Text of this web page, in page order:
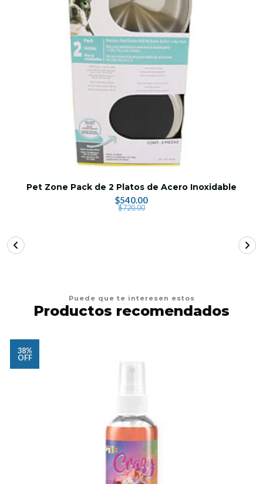
Pet Zone Pack de 2 Platos de Acero Inoxidable
$540.00
$720.00
Puede que te interesen estos
Productos recomendados
38%
OFF